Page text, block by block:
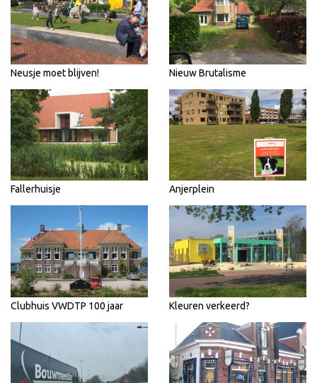
Neusje moet blijven! Nieuw Brutalisme
Fallerhuisje Anjerplein
Clubhuis VWDTP 100 jaar Kleuren verkeerd?